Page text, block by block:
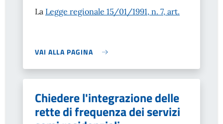
La Legge regionale 15/01/1991, n. 7, art.
VAI ALLA PAGINA
Chiedere l'integrazione delle
rette di frequenza dei servizi